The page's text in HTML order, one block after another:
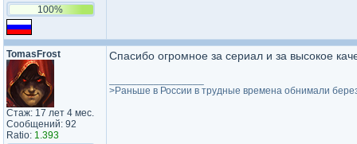
100%
TomasFrost
Стаж: 17 лет 4 мес.
Сообщений: 92
Ratio: 1.393
Спасибо огромное за сериал и за высокое
>Раньше в России в трудные времена обнимали